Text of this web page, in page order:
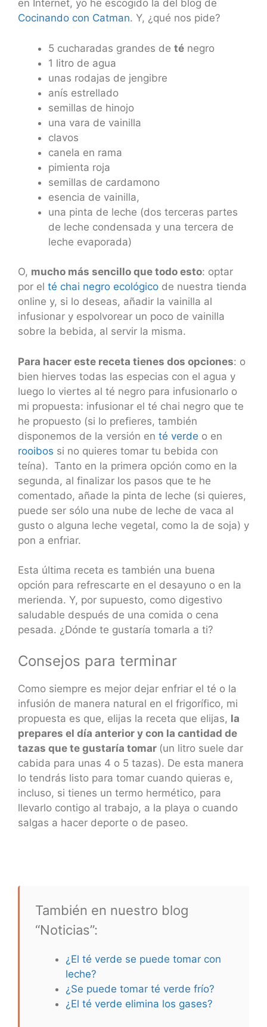
en Internet, yo he escogido la del blog de
Cocinando con Catman. Y, ¿qué nos pide?
5 cucharadas grandes de té negro
1 litro de agua
unas rodajas de jengibre
anís estrellado
semillas de hinojo
una vara de vainilla
clavos
canela en rama
pimienta roja
semillas de cardamono
esencia de vainilla,
una pinta de leche (dos terceras partes
de leche condensada y una tercera de
leche evaporada)
O, mucho más sencillo que todo esto: optar
por el té chai negro ecológico de nuestra tienda
online y, si lo deseas, añadir la vainilla al
infusionar y espolvorear un poco de vainilla
sobre la bebida, al servir la misma.
Para hacer este receta tienes dos opciones: o
bien hierves todas las especias con el agua y
luego lo viertes al té negro para infusionarlo o
mi propuesta: infusionar el té chai negro que te
he propuesto (si lo prefieres, también
disponemos de la versión en té verde o en
rooibos si no quieres tomar tu bebida con
teína). Tanto en la primera opción como en la
segunda, al finalizar los pasos que te he
comentado, añade la pinta de leche (si quieres,
puede ser sólo una nube de leche de vaca al
gusto o alguna leche vegetal, como la de soja) y
pon a enfriar.
Esta última receta es también una buena
opción para refrescarte en el desayuno o en la
merienda. Y, por supuesto, como digestivo
saludable después de una comida o cena
pesada. ¿Dónde te gustaría tomarla a ti?
Consejos para terminar
Como siempre es mejor dejar enfriar el té o la
infusión de manera natural en el frigorífico, mi
propuesta es que, elijas la receta que elijas, la
prepares el día anterior y con la cantidad de
tazas que te gustaría tomar (un litro suele dar
cabida para unas 4 o 5 tazas). De esta manera
lo tendrás listo para tomar cuando quieras e,
incluso, si tienes un termo hermético, para
llevarlo contigo al trabajo, a la playa o cuando
salgas a hacer deporte o de paseo.
También en nuestro blog
“Noticias”:
¿El té verde se puede tomar con
leche?
¿Se puede tomar té verde frío?
¿El té verde elimina los gases?